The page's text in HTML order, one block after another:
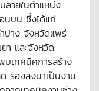
ลายในตำแหน่ง
นบน ซึ่งได้แก่
ปาง จังหวัดแพร่
า และจังหวัด
เทคนิคการสร้าง
รองลงมาเป็นงาน